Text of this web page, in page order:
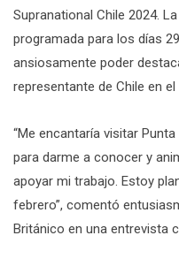
Supranational Chile 2024.
programada para los días
ansiosamente poder
representante de Chile en
“Me encantaría visitar
para darme a conocer y
apoyar mi trabajo. Estoy
febrero”, comentó
Británico en una entrevista